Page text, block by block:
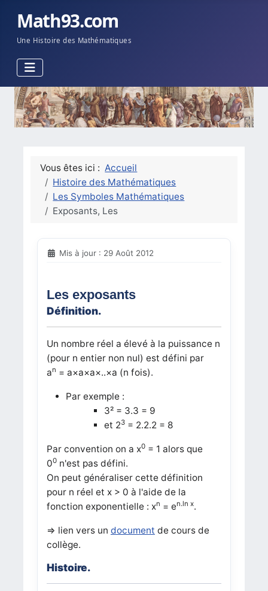
Math93.com
Une Histoire des Mathématiques
Vous êtes ici : Accueil
Histoire des Mathématiques
Les Symboles Mathématiques
Exposants, Les
Mis à jour : 29 Août 2012
Les exposants
Définition.
Un nombre réel a élevé à la puissance n
(pour n entier non nul) est défini par
an = a×a×a×..×a (n fois).
Par exemple :
3² = 3.3 = 9
et 23= 2.2.2 = 8
Par convention on a x0= 1 alors que
00n'est pas défini.
On peut généraliser cette définition
pour n réel et x > 0 à l'aide de la
fonction exponentielle : xn = en.ln x.
=> lien vers un document de cours de
collège.
Histoire.